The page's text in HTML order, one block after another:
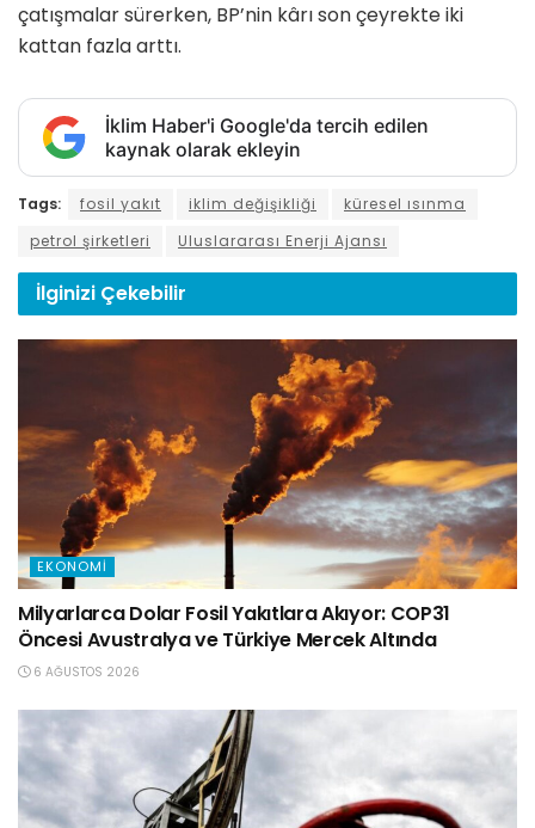
çatışmalar sürerken, BP’nin kârı son çeyrekte iki
kattan fazla arttı.
İklim Haber'i Google'da tercih edilen
kaynak olarak ekleyin
Tags: fosil yakıt iklim değişikliği
küresel ısınma
petrol şirketleri
Uluslararası Enerji Ajansı
İlginizi Çekebilir
EKONOMI
Milyarlarca Dolar Fosil Yakıtlara Akıyor: COP31
Öncesi Avustralya ve Türkiye Mercek Altında
6 AĞUSTOS 2026